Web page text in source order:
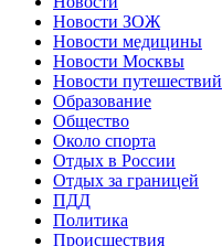
Новости ЗОЖ
Новости медицины
Новости Москвы
Новости путешествий
Образование
Общество
Около спорта
Отдых в России
Отдых за границей
ПДД
Политика
Происшествия